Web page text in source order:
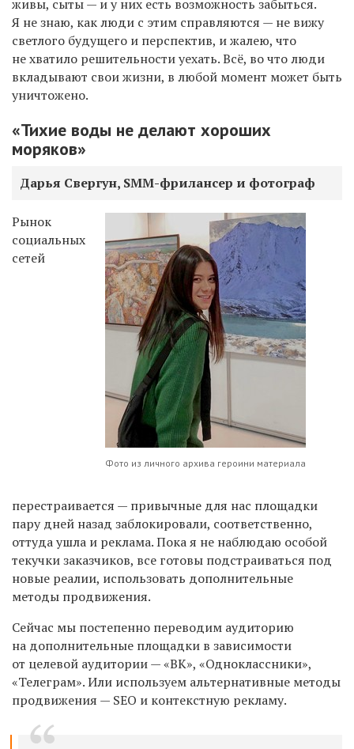
живы, сыты — и у них есть возможность забыться.
Я не знаю, как люди с этим справляются — не вижу
светлого будущего и перспектив, и жалею, что
не хватило решительности уехать. Всё, во что люди
вкладывают свои жизни, в любой момент может быть
уничтожено.
«Тихие воды не делают хороших
моряков»
Дарья Свергун, SMM-фрилансер и фотограф
Фото из личного архива героини материала
Рынок
социальных
сетей
перестраивается — привычные для нас площадки
пару дней назад заблокировали, соответственно,
оттуда ушла и реклама. Пока я не наблюдаю особой
текучки заказчиков, все готовы подстраиваться под
новые реалии, использовать дополнительные
методы продвижения.
Сейчас мы постепенно переводим аудиторию
на дополнительные площадки в зависимости
от целевой аудитории — «ВК», «Одноклассники»,
«Телеграм». Или используем альтернативные методы
продвижения — SEO и контекстную рекламу.